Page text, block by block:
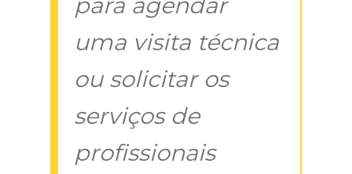
uma visita técnica
ou solicitar os
serviços de
profissionais